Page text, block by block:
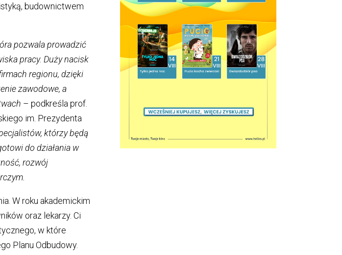
budownictwem
pozwala prowadzić
pracy. Duży nacisk
regionu, dzięki
zawodowe, a
– podkreśla prof.
im. Prezydenta
którzy będą
do działania w
rozwój
W roku akademickim
oraz lekarzy. Ci
w które
Planu Odbudowy.